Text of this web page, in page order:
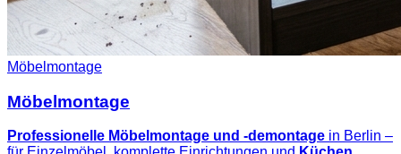
Möbelmontage
Möbelmontage
Professionelle Möbelmontage und -demontage in Berlin –